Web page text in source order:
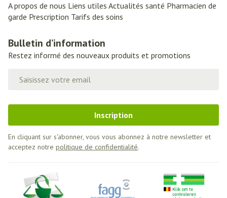
A propos de nous Liens utiles Actualités santé Pharmacien de
garde Prescription Tarifs des soins
Bulletin d’information
Restez informé des nouveaux produits et promotions
Inscription
En cliquant sur s'abonner, vous vous abonnez à notre newsletter et
acceptez notre politique de confidentialité.